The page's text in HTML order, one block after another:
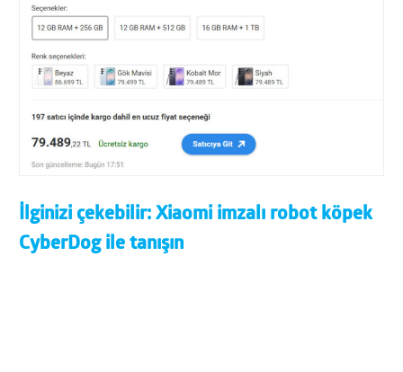
İlginizi çekebilir:Xiaomi imzalı robot köpek
CyberDog ile tanışın